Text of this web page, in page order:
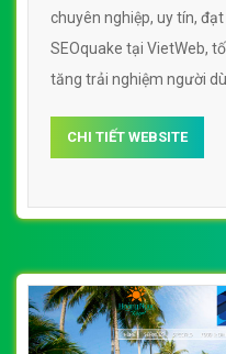
chuyên nghiệp, uy tín,
SEOquake tại VietWeb,
tăng trải nghiệm người
CHI TIẾT WEBSITE